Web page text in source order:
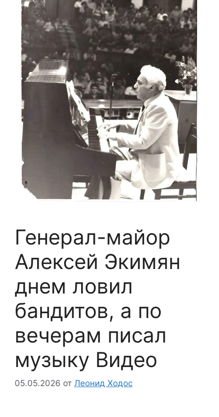
Генерал-майор
Алексей Экимян
днем ловил
бандитов, а по
вечерам писал
музыку Видео
05.05.2026 от Леонид Ходос